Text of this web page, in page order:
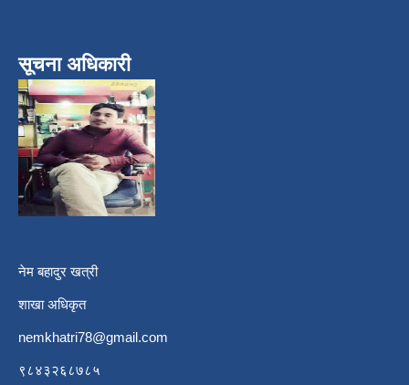
सूचना अधिकारी
नेम बहादुर खत्री
शाखा अधिकृत
nemkhatri78@gmail.com
९८४३२६८७८५